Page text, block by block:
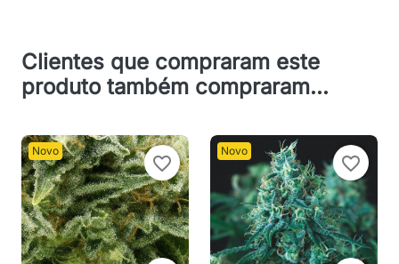
Clientes que compraram este
produto também compraram...
Novo
favorite_border
Novo
favorite_border